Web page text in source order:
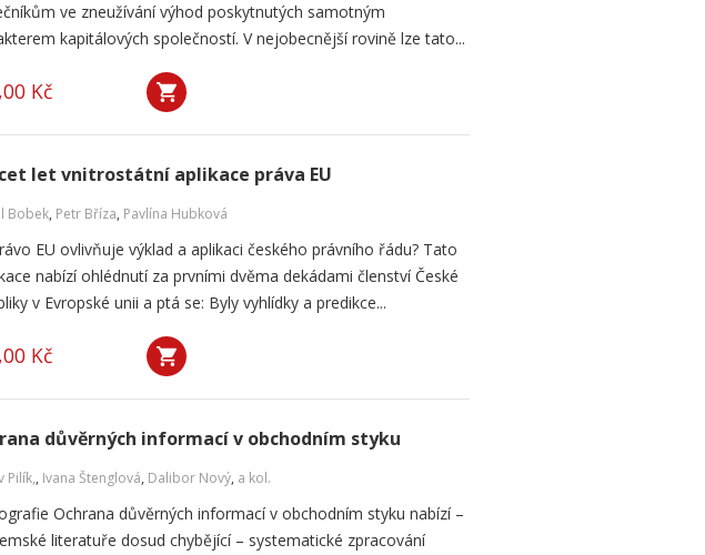
ve zneužívání výhod poskytnutých samotným
kapitálových společností. V nejobecnější rovině lze tato...
Kč
let vnitrostátní aplikace práva EU
Bobek, Petr Bříza, Pavlína Hubková
EU ovlivňuje výklad a aplikaci českého právního řádu? Tato
nabízí ohlédnutí za prvními dvěma dekádami členství České
v Evropské unii a ptá se: Byly vyhlídky a predikce...
Kč
důvěrných informací v obchodním styku
Pilík,, Ivana Štenglová, Dalibor Nový, a kol.
Ochrana důvěrných informací v obchodním styku nabízí –
literatuře dosud chybějící – systematické zpracování